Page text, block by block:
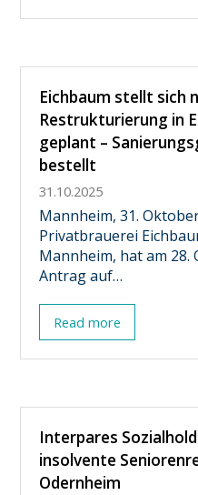
Eichbaum stellt sich
Restrukturierung in
geplant –
bestellt
31.10.2025
Mannheim, 31.
Privatbrauerei
Mannheim, hat am 28.
Antrag auf…
Read more
Interpares
insolvente
Odernheim